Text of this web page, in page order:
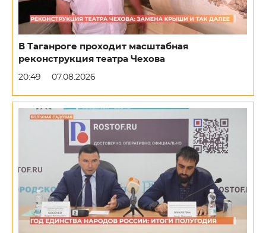
В Таганроге проходит масштабная
реконструкция театра Чехова
20:49 07.08.2026